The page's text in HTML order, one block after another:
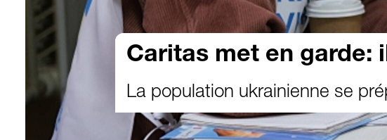
Caritas met en garde:
La population ukrainienne se